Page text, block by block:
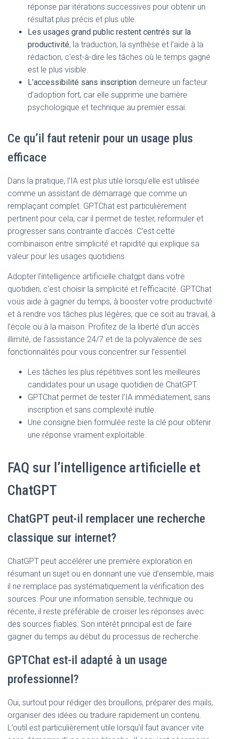
réponse par itérations successives pour obtenir un
résultat plus précis et plus utile.
Les usages grand public restent centrés sur la
productivité, la traduction, la synthèse et l’aide à la
rédaction, c’est-à-dire les tâches où le temps gagné
est le plus visible.
L’accessibilité sans inscription demeure un facteur
d’adoption fort, car elle supprime une barrière
psychologique et technique au premier essai.
Ce qu’il faut retenir pour un usage plus
efficace
Dans la pratique, l’IA est plus utile lorsqu’elle est utilisée
comme un assistant de démarrage que comme un
remplaçant complet. GPTChat est particulièrement
pertinent pour cela, car il permet de tester, reformuler et
progresser sans contrainte d’accès. C’est cette
combinaison entre simplicité et rapidité qui explique sa
valeur pour les usages quotidiens.
Adopter l’intelligence artificielle chatgpt dans votre
quotidien, c’est choisir la simplicité et l’efficacité. GPTChat
vous aide à gagner du temps, à booster votre productivité
et à rendre vos tâches plus légères, que ce soit au travail, à
l’école ou à la maison. Profitez de la liberté d’un accès
illimité, de l’assistance 24/7 et de la polyvalence de ses
fonctionnalités pour vous concentrer sur l’essentiel.
Les tâches les plus répétitives sont les meilleures
candidates pour un usage quotidien de ChatGPT.
GPTChat permet de tester l’IA immédiatement, sans
inscription et sans complexité inutile.
Une consigne bien formulée reste la clé pour obtenir
une réponse vraiment exploitable.
FAQ sur l’intelligence artificielle et
ChatGPT
ChatGPT peut-il remplacer une recherche
classique sur internet?
ChatGPT peut accélérer une première exploration en
résumant un sujet ou en donnant une vue d’ensemble, mais
il ne remplace pas systématiquement la vérification des
sources. Pour une information sensible, technique ou
récente, il reste préférable de croiser les réponses avec
des sources fiables. Son intérêt principal est de faire
gagner du temps au début du processus de recherche.
GPTChat est-il adapté à un usage
professionnel?
Oui, surtout pour rédiger des brouillons, préparer des mails,
organiser des idées ou traduire rapidement un contenu.
L’outil est particulièrement utile lorsqu’il faut avancer vite